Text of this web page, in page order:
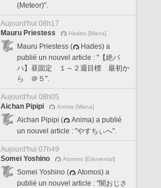
(Meteor)".
Aujourd'hui 08h17
Mauru Priestess
Hades [Mana]
Mauru Priestess (
Hades) a
publié un nouvel article : "【絶バ
ハ】昼固定 １～２週目標 最初か
ら ＠５".
Aujourd'hui 08h05
Aichan Pipipi
Anima [Mana]
Aichan Pipipi (
Anima) a publié
un nouvel article : "やすちぃへ".
Aujourd'hui 07h49
Somei Yoshino
Atomos [Elemental]
Somei Yoshino (
Atomos) a
publié un nouvel article : "闇おじさ